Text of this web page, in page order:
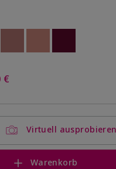
€
Virtuell ausprobieren
Warenkorb